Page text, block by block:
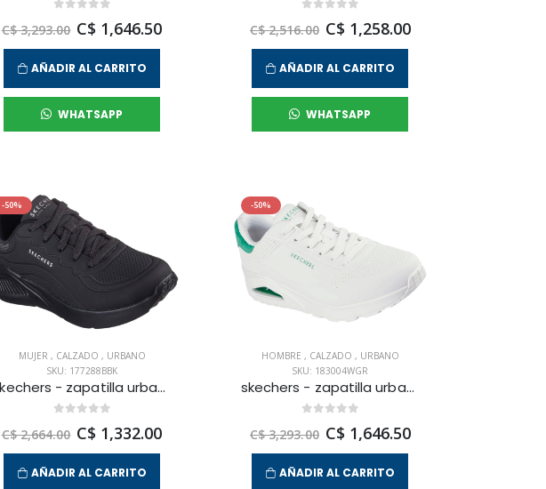
C$ 3,293.00 C$ 1,646.50
AÑADIR AL CARRITO
WHATSAPP
C$ 2,516.00 C$ 1,258.00
AÑADIR AL CARRITO
WHATSAPP
-50%
MUJER , CALZADO , URBANO
SKU: 177288BBK
skechers - zapatilla urbana uno lite para mujer
C$ 2,664.00 C$ 1,332.00
AÑADIR AL CARRITO
-50%
HOMBRE , CALZADO , URBANO
SKU: 183004WGR
skechers - zapatilla urbana uno - suited on air para hombre
C$ 3,293.00 C$ 1,646.50
AÑADIR AL CARRITO